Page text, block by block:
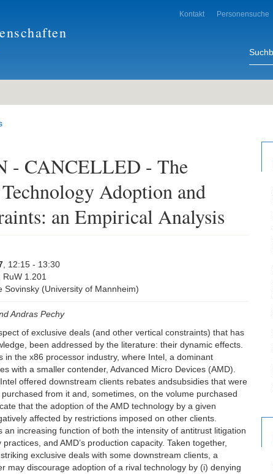
Kontakt Personensuche
- CANCELLED - The
Adoption and
an Empirical Analysis
, 12:15 - 13:30
1.201
Sovinsky (University of Mannheim)
Andras Pechy
of exclusive deals (and other vertical constraints) that has
been addressed by the literature: their dynamic effects.
in the x86 processor industry, where Intel, a dominant
with a smaller contender, Advanced Micro Devices (AMD).
offered downstream clients rebates andsubsidies that were
from it and, sometimes, on the volume purchased
that the adoption of the AMD technology by a given
affected by restrictions imposed on other clients.
an increasing function of both the intensity of antitrust litigation
and AMD’s production capacity. Taken together,
exclusive deals with some downstream clients, a
may discourage adoption of a rival technology by (i) denying